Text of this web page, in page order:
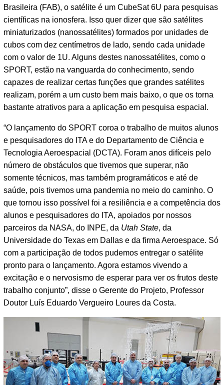
Brasileira (FAB), o satélite é um CubeSat 6U para pesquisas
científicas na ionosfera. Isso quer dizer que são satélites
miniaturizados (nanossatélites) formados por unidades de
cubos com dez centímetros de lado, sendo cada unidade
com o valor de 1U. Alguns destes nanossatélites, como o
SPORT, estão na vanguarda do conhecimento, sendo
capazes de realizar certas funções que grandes satélites
realizam, porém a um custo bem mais baixo, o que os torna
bastante atrativos para a aplicação em pesquisa espacial.
“O lançamento do SPORT coroa o trabalho de muitos alunos
e pesquisadores do ITA e do Departamento de Ciência e
Tecnologia Aeroespacial (DCTA). Foram anos difíceis pelo
número de obstáculos que tivemos que superar, não
somente técnicos, mas também programáticos e até de
saúde, pois tivemos uma pandemia no meio do caminho. O
que tornou isso possível foi a resiliência e a competência dos
alunos e pesquisadores do ITA, apoiados por nossos
parceiros da NASA, do INPE, da Utah State, da
Universidade do Texas em Dallas e da firma Aeroespace. Só
com a participação de todos pudemos entregar o satélite
pronto para o lançamento. Agora estamos vivendo a
excitação e o nervosismo de esperar para ver os frutos deste
trabalho conjunto”, disse o Gerente do Projeto, Professor
Doutor Luís Eduardo Vergueiro Loures da Costa.